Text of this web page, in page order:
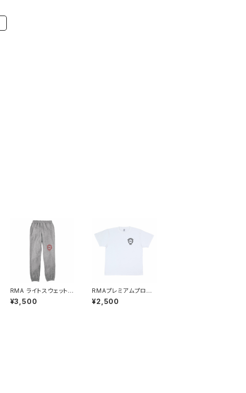
RMA ライトスウェットパ
ンツ（キッズ）
¥3,500
RMAプレミアムプロモ
ーション Tシャツ
¥2,500